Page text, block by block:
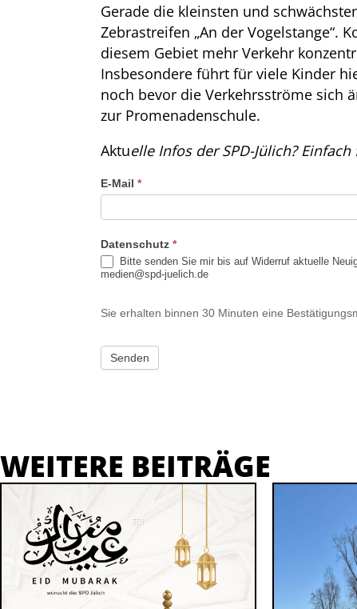
Gerade die kleinsten und
Zebrastreifen „An der Vogelstange“.
diesem Gebiet mehr Verkehr
Insbesondere führt für viele Kinder
noch bevor die Verkehrsströme sich
zur Promenadenschule.
Aktuelle Infos der SPD-Jülich?
Newsdienst
E-Mail *
Datenschutz *
Bitte senden Sie mir bis auf Widerruf aktuelle
medien@spd-juelich.de
Sie erhalten binnen 30 Minuten eine
Senden
WEITERE BEITRÄGE